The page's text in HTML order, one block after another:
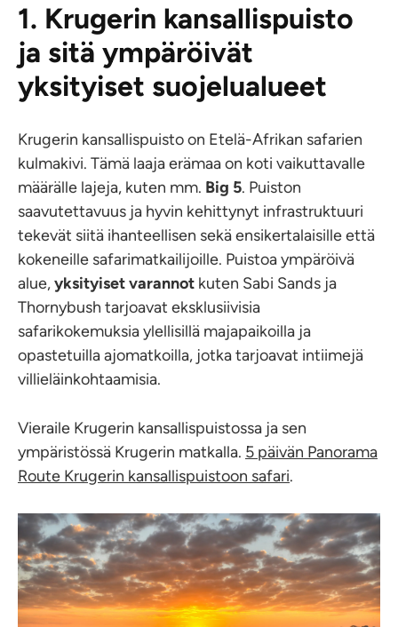
1. Krugerin kansallispuisto
ja sitä ympäröivät
yksityiset suojelualueet
Krugerin kansallispuisto on Etelä-Afrikan safarien
kulmakivi. Tämä laaja erämaa on koti vaikuttavalle
määrälle lajeja, kuten mm. Big 5. Puiston
saavutettavuus ja hyvin kehittynyt infrastruktuuri
tekevät siitä ihanteellisen sekä ensikertalaisille että
kokeneille safarimatkailijoille. Puistoa ympäröivä
alue,yksityiset varannot kuten Sabi Sands ja
Thornybush tarjoavat eksklusiivisia
safarikokemuksia ylellisillä majapaikoilla ja
opastetuilla ajomatkoilla, jotka tarjoavat intiimejä
villieläinkohtaamisia.
Vieraile Krugerin kansallispuistossa ja sen
ympäristössä Krugerin matkalla. 5 päivän Panorama
Route Krugerin kansallispuistoon safari.